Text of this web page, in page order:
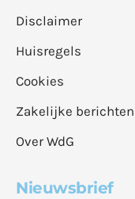
Disclaimer
Huisregels
Cookies
Zakelijke berichten
Over WdG
Nieuwsbrief